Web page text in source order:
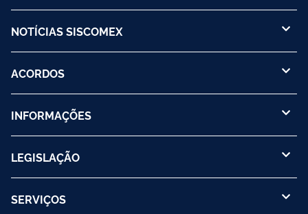
NOTÍCIAS SISCOMEX
ACORDOS
INFORMAÇÕES
LEGISLAÇÃO
SERVIÇOS